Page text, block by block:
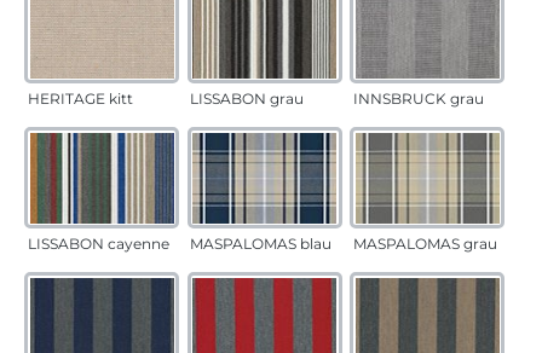
HERITAGE kitt LISSABON grau INNSBRUCK grau
LISSABON cayenne MASPALOMAS blau MASPALOMAS grau